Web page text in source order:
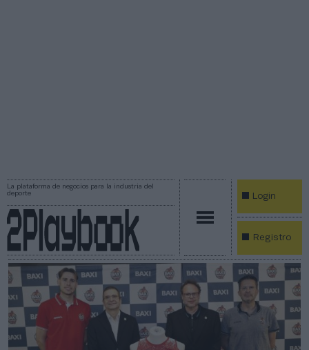
La plataforma de negocios para la industria del
deporte
Login
Registro